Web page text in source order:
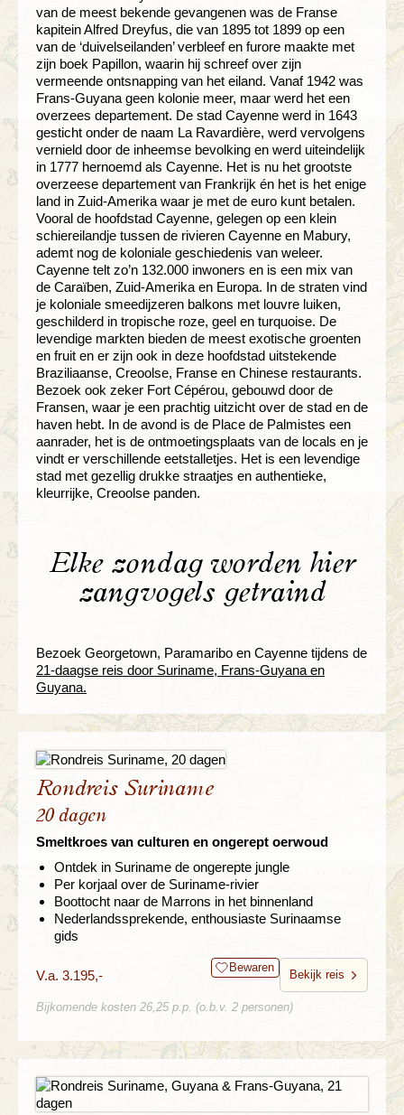
van de meest bekende gevangenen was de Franse
kapitein Alfred Dreyfus, die van 1895 tot 1899 op een
van de ‘duivelseilanden’ verbleef en furore maakte met
zijn boek Papillon, waarin hij schreef over zijn
vermeende ontsnapping van het eiland. Vanaf 1942 was
Frans-Guyana geen kolonie meer, maar werd het een
overzees departement. De stad Cayenne werd in 1643
gesticht onder de naam La Ravardière, werd vervolgens
vernield door de inheemse bevolking en werd uiteindelijk
in 1777 hernoemd als Cayenne. Het is nu het grootste
overzeese departement van Frankrijk én het is het enige
land in Zuid-Amerika waar je met de euro kunt betalen.
Vooral de hoofdstad Cayenne, gelegen op een klein
schiereilandje tussen de rivieren Cayenne en Mabury,
ademt nog de koloniale geschiedenis van weleer.
Cayenne telt zo’n 132.000 inwoners en is een mix van
de Caraïben, Zuid-Amerika en Europa. In de straten vind
je koloniale smeedijzeren balkons met louvre luiken,
geschilderd in tropische roze, geel en turquoise. De
levendige markten bieden de meest exotische groenten
en fruit en er zijn ook in deze hoofdstad uitstekende
Braziliaanse, Creoolse, Franse en Chinese restaurants.
Bezoek ook zeker Fort Cépérou, gebouwd door de
Fransen, waar je een prachtig uitzicht over de stad en de
haven hebt. In de avond is de Place de Palmistes een
aanrader, het is de ontmoetingsplaats van de locals en je
vindt er verschillende eetstalletjes. Het is een levendige
stad met gezellig drukke straatjes en authentieke,
kleurrijke, Creoolse panden.
Elke zondag worden hier
zangvogels getraind
Bezoek Georgetown, Paramaribo en Cayenne tijdens de
21-daagse reis door Suriname, Frans-Guyana en
Guyana.
Rondreis Suriname
20 dagen
Smeltkroes van culturen en ongerept oerwoud
Ontdek in Suriname de ongerepte jungle
Per korjaal over de Suriname-rivier
Boottocht naar de Marrons in het binnenland
Nederlandssprekende, enthousiaste Surinaamse
gids
V.a. 3.195,- Bewaren
Bekijk reis
Bijkomende kosten 26,25 p.p. (o.b.v. 2 personen)